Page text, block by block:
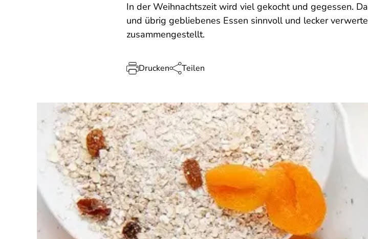
In der Weihnachtszeit wird viel gekocht und gegessen.
und übrig gebliebenes Essen sinnvoll und lecker
zusammengestellt.
Drucken Teilen